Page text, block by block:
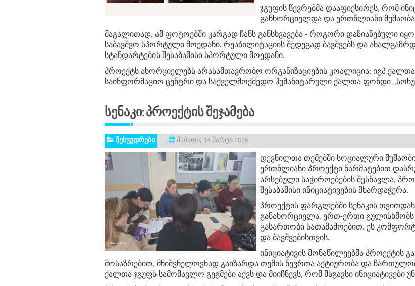
ჯგუფის წევრებმა დააფიქსირეს, რომ
განხორციელდა და ერთწლიანი
მაგალითად, ამ ფოტოებში კარგად ჩანს განსხვავება - როგორი დაზიანებული
საბავშვო სპორტული მოედანი. რეაბილიტაციის შედეგად ბავშვებს და
სტანდარტების შესაბამისი სპორტული მოედანი.
პროექტს ახორციელებს არასამთავრობო ორგანიზაციების კოალიცია: იგპ ქალთა
საინფორმაციო ცენტრი და საქველმოქმედო ჰუმანიტარული ქალთა ფონდი
Სენაკი: Პროექტის Შეჯამება
შეხვედრები შაბათი, 14 მარტი 2026
დევნილთა თემებში სოციალური
ერთწლიანი პროექტი წარმატებით
არსებული საჭიროებების შესწავლა,
შესაბამისი ინიციატივების მხარდაჭერა.
პროექტის ფარგლებში სენაკის
განახორციელა. ერთ-ერთი გულისხმობს
გასართობი სათამაშოებით. ეს
და ბავშვებისთვის.
ინიციატივის მონაწილეებმა პროექტის
მოსაზრებით, მნიშვნელოვნად გაიზარდა თემის წევრთა აქტიურობა და
ქალთა ჯგუფს სამომავლო გეგმები აქვს და მიიჩნევს, რომ მსგავსი ინიციატივები